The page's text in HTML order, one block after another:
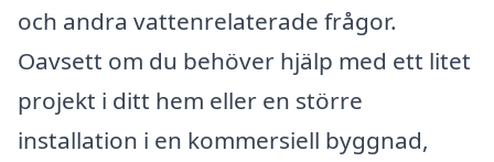
och andra vattenrelaterade frågor.
Oavsett om du behöver hjälp med ett litet
projekt i ditt hem eller en större
installation i en kommersiell byggnad,